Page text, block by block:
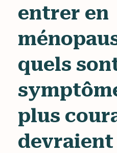
entrer en
quels
plus
devraient